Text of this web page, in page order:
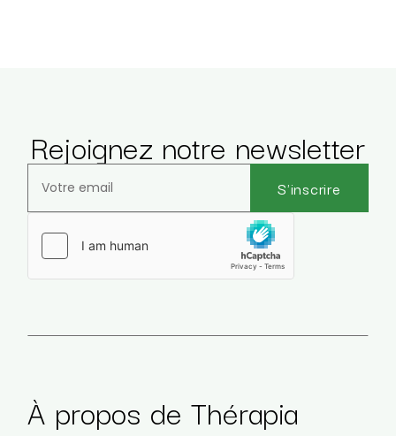
Rejoignez notre newsletter
S'inscrire
À propos de Thérapia